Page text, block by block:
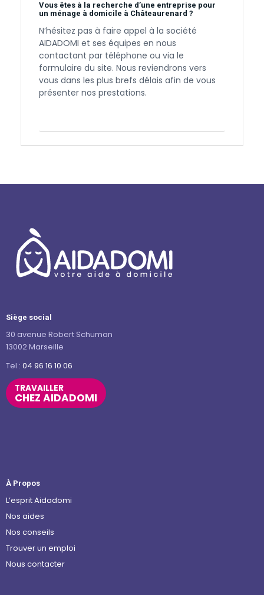
Vous êtes à la recherche d’une entreprise pour
un ménage à domicile à Châteaurenard ?
N’hésitez pas à faire appel à la société
AIDADOMI et ses équipes en nous
contactant par téléphone ou via le
formulaire du site. Nous reviendrons vers
vous dans les plus brefs délais afin de vous
présenter nos prestations.
Siège social
30 avenue Robert Schuman
13002 Marseille
Tel : 04 96 16 10 06
TRAVAILLER
CHEZ AIDADOMI
À Propos
L’esprit Aidadomi
Nos aides
Nos conseils
Trouver un emploi
Nous contacter